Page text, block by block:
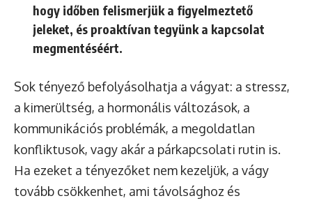
hogy időben felismerjük a figyelmeztető
jeleket, és proaktívan tegyünk a kapcsolat
megmentéséért.
Sok tényező befolyásolhatja a vágyat: a stressz,
a kimerültség, a hormonális változások, a
kommunikációs problémák, a megoldatlan
konfliktusok, vagy akár a párkapcsolati rutin is.
Ha ezeket a tényezőket nem kezeljük, a vágy
tovább csökkenhet, ami távolsághoz és